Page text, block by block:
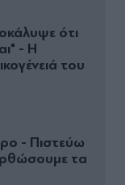
ότι
- Η
του
- Πιστεύω
τα